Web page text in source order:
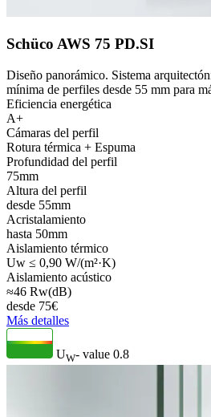
Schüco AWS 75 PD.SI
Diseño panorámico. Sistema
mínima de perfiles desde 55 mm para
Eficiencia energética
A+
Cámaras del perfil
Rotura térmica + Espuma
Profundidad del perfil
75mm
Altura del perfil
desde 55mm
Acristalamiento
hasta 50mm
Aislamiento térmico
Uw ≤ 0,90 W/(m²·K)
Aislamiento acústico
≈46 Rw(dB)
desde 75€
Más detalles
UW- value 0.8